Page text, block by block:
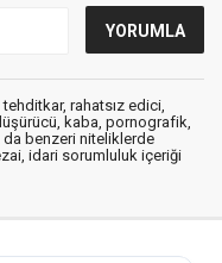
rahatsız edici,
kaba, pornografik,
da benzeri niteliklerde
idari sorumluluk içeriği